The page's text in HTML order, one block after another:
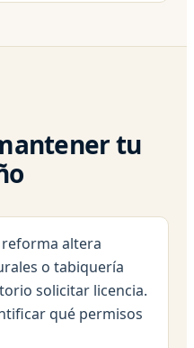
tu
altera
o tabiquería
solicitar licencia.
qué permisos